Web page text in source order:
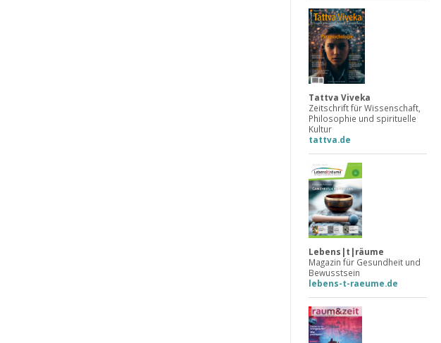
Tattva Viveka
Zeitschrift für Wissenschaft,
Philosophie und spirituelle
Kultur
tattva.de
Lebens|t|räume
Magazin für Gesundheit und
Bewusstsein
lebens-t-raeume.de